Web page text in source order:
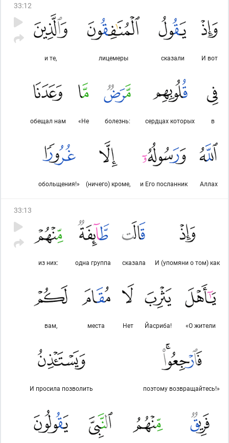
33:12
И вот
сказали
лицемеры
и те,
в
сердцах которых
болезнь:
«Не
обещал нам
Аллах
и Его посланник
(ничего) кроме,
обольщения!»
33:13
И (упомяни о том) как
сказала
одна группа
из них:
«О жители
Йасриба!
Нет
места
вам,
поэтому возвращайтесь!»
И просила позволить